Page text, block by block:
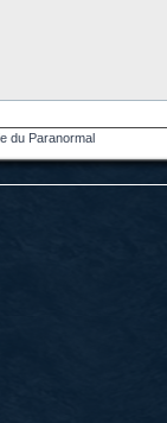
du Paranormal